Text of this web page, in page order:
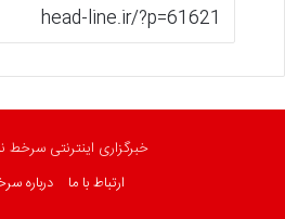
خبرگزاری اینترنتی سرخط نیوز
ارتباط با ما
درباره